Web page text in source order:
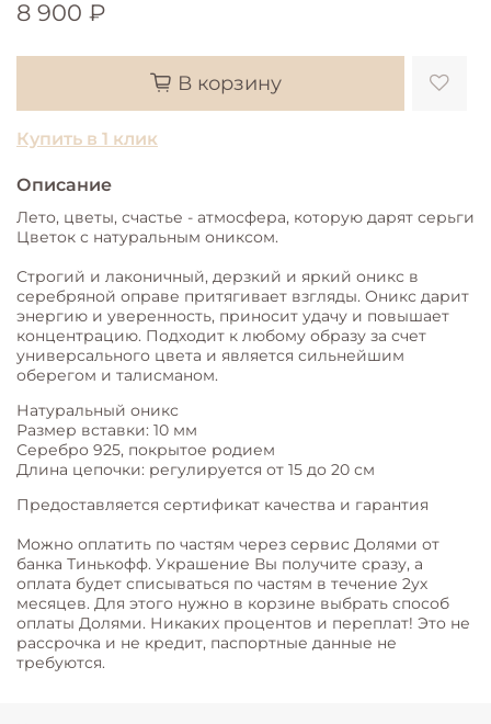
8 900 ₽
В корзину
Купить в 1 клик
Описание
Лето, цветы, счастье - атмосфера, которую дарят серьги
Цветок с натуральным ониксом.
Строгий и лаконичный, дерзкий и яркий оникс в
серебряной оправе притягивает взгляды. Оникс дарит
энергию и уверенность, приносит удачу и повышает
концентрацию. Подходит к любому образу за счет
универсального цвета и является сильнейшим
оберегом и талисманом.
Натуральный оникс
Размер вставки: 10 мм
Серебро 925, покрытое родием
Длина цепочки: регулируется от 15 до 20 см
Предоставляется сертификат качества и гарантия
Можно оплатить по частям через сервис Долями от
банка Тинькофф. Украшение Вы получите сразу, а
оплата будет списываться по частям в течение 2ух
месяцев. Для этого нужно в корзине выбрать способ
оплаты Долями. Никаких процентов и переплат! Это не
рассрочка и не кредит, паспортные данные не
требуются.